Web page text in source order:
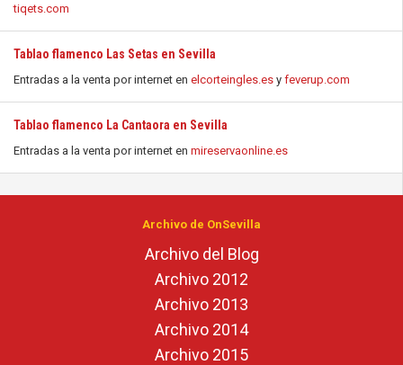
tiqets.com
Tablao flamenco Las Setas en Sevilla
Entradas a la venta por internet en elcorteingles.es y feverup.com
Tablao flamenco La Cantaora en Sevilla
Entradas a la venta por internet en mireservaonline.es
Archivo de OnSevilla
Archivo del Blog
Archivo 2012
Archivo 2013
Archivo 2014
Archivo 2015